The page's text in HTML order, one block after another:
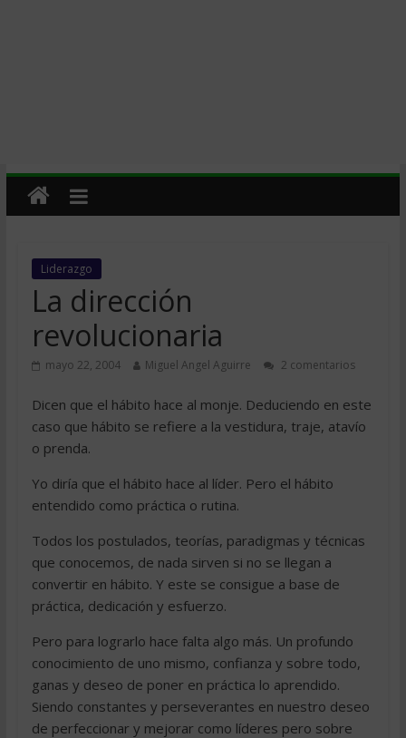
Liderazgo
La dirección
revolucionaria
mayo 22, 2004 Miguel Angel Aguirre 2 comentarios
Dicen que el hábito hace al monje. Deduciendo en este
caso que hábito se refiere a la vestidura, traje, atavío
o prenda.
Yo diría que el hábito hace al líder. Pero el hábito
entendido como práctica o rutina.
Todos los postulados, teorías, paradigmas y técnicas
que conocemos, de nada sirven si no se llegan a
convertir en hábito. Y este se consigue a base de
práctica, dedicación y esfuerzo.
Pero para lograrlo hace falta algo más. Un profundo
conocimiento de uno mismo, confianza y sobre todo,
ganas y deseo de poner en práctica lo aprendido.
Siendo constantes y perseverantes en nuestro deseo
de perfeccionar y mejorar como líderes pero sobre